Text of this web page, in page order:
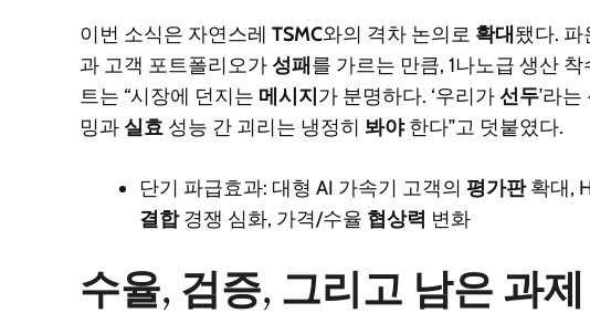
이번 소식은 자연스레 TSMC와의 격차 논의로 확대됐다.
과 고객 포트폴리오가성패를 가르는 만큼, 1나노급 생산
트는 “시장에 던지는 메시지가 분명하다. ‘우리가선두’라
밍과 실효 성능 간 괴리는 냉정히 봐야한다”고 덧붙였다.
단기 파급효과: 대형 AI 가속기 고객의 평가판확대,
결합경쟁 심화, 가격/수율 협상력 변화
수율, 검증, 그리고 남은 과제